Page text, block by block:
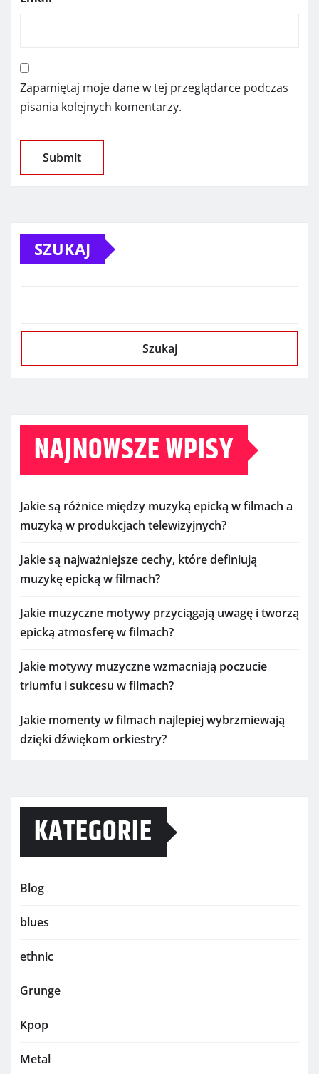
Zapamiętaj moje dane w tej przeglądarce podczas
pisania kolejnych komentarzy.
SZUKAJ
Szukaj
NAJNOWSZE WPISY
Jakie są różnice między muzyką epicką w filmach a
muzyką w produkcjach telewizyjnych?
Jakie są najważniejsze cechy, które definiują
muzykę epicką w filmach?
Jakie muzyczne motywy przyciągają uwagę i tworzą
epicką atmosferę w filmach?
Jakie motywy muzyczne wzmacniają poczucie
triumfu i sukcesu w filmach?
Jakie momenty w filmach najlepiej wybrzmiewają
dzięki dźwiękom orkiestry?
KATEGORIE
Blog
blues
ethnic
Grunge
Kpop
Metal